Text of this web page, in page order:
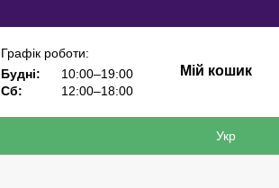
Графік роботи:
Будні:
10:00–19:00
Сб:
12:00–18:00
Мій кошик
Укр